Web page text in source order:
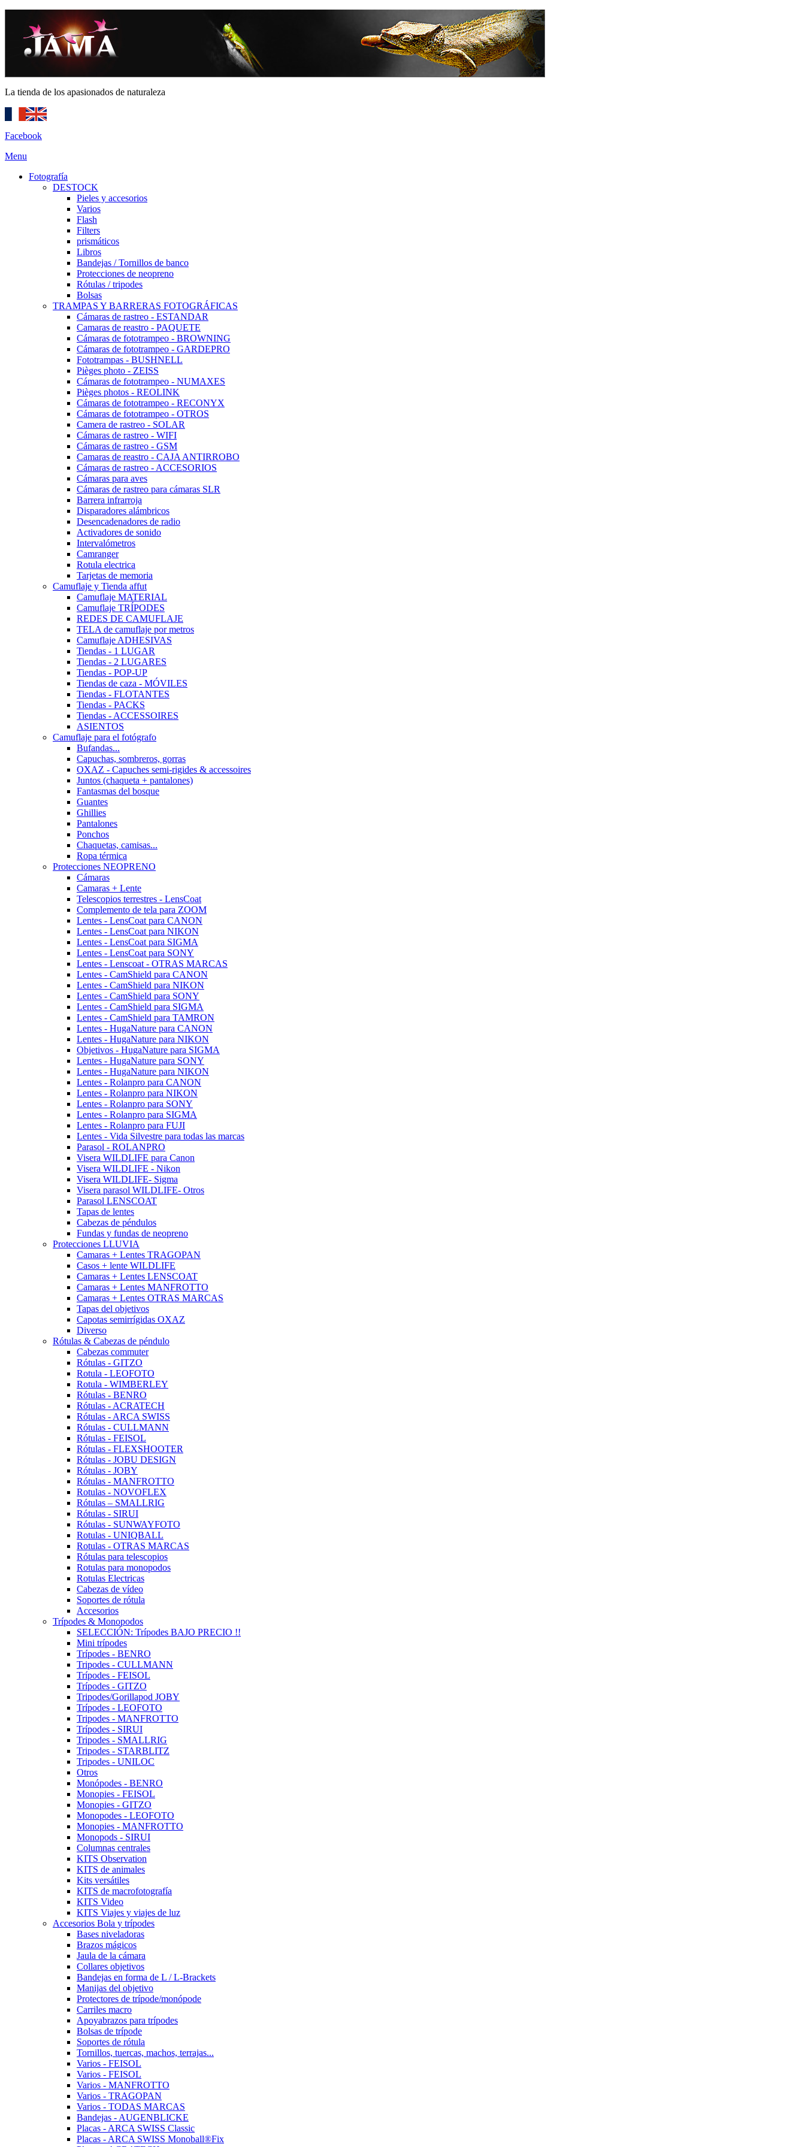
La tienda de los apasionados de naturaleza
Facebook
Menu
Fotografía
DESTOCK
Pieles y accesorios
Varios
Flash
Filters
prismáticos
Libros
Bandejas / Tornillos de banco
Protecciones de neopreno
Rótulas / tripodes
Bolsas
TRAMPAS Y BARRERAS FOTOGRÁFICAS
Cámaras de rastreo - ESTANDAR
Camaras de reastro - PAQUETE
Cámaras de fototrampeo - BROWNING
Cámaras de fototrampeo - GARDEPRO
Fototrampas - BUSHNELL
Pièges photo - ZEISS
Cámaras de fototrampeo - NUMAXES
Pièges photos - REOLINK
Cámaras de fototrampeo - RECONYX
Cámaras de fototrampeo - OTROS
Camera de rastreo - SOLAR
Cámaras de rastreo - WIFI
Cámaras de rastreo - GSM
Camaras de reastro - CAJA ANTIRROBO
Cámaras de rastreo - ACCESORIOS
Cámaras para aves
Cámaras de rastreo para cámaras SLR
Barrera infrarroja
Disparadores alámbricos
Desencadenadores de radio
Activadores de sonido
Intervalómetros
Camranger
Rotula electrica
Tarjetas de memoria
Camuflaje y Tienda affut
Camuflaje MATERIAL
Camuflaje TRÍPODES
REDES DE CAMUFLAJE
TELA de camuflaje por metros
Camuflaje ADHESIVAS
Tiendas - 1 LUGAR
Tiendas - 2 LUGARES
Tiendas - POP-UP
Tiendas de caza - MÓVILES
Tiendas - FLOTANTES
Tiendas - PACKS
Tiendas - ACCESSOIRES
ASIENTOS
Camuflaje para el fotógrafo
Bufandas...
Capuchas, sombreros, gorras
OXAZ - Capuches semi-rigides & accessoires
Juntos (chaqueta + pantalones)
Fantasmas del bosque
Guantes
Ghillies
Pantalones
Ponchos
Chaquetas, camisas...
Ropa térmica
Protecciones NEOPRENO
Cámaras
Camaras + Lente
Telescopios terrestres - LensCoat
Complemento de tela para ZOOM
Lentes - LensCoat para CANON
Lentes - LensCoat para NIKON
Lentes - LensCoat para SIGMA
Lentes - LensCoat para SONY
Lentes - Lenscoat - OTRAS MARCAS
Lentes - CamShield para CANON
Lentes - CamShield para NIKON
Lentes - CamShield para SONY
Lentes - CamShield para SIGMA
Lentes - CamShield para TAMRON
Lentes - HugaNature para CANON
Lentes - HugaNature para NIKON
Objetivos - HugaNature para SIGMA
Lentes - HugaNature para SONY
Lentes - HugaNature para NIKON
Lentes - Rolanpro para CANON
Lentes - Rolanpro para NIKON
Lentes - Rolanpro para SONY
Lentes - Rolanpro para SIGMA
Lentes - Rolanpro para FUJI
Lentes - Vida Silvestre para todas las marcas
Parasol - ROLANPRO
Visera WILDLIFE para Canon
Visera WILDLIFE - Nikon
Visera WILDLIFE- Sigma
Visera parasol WILDLIFE- Otros
Parasol LENSCOAT
Tapas de lentes
Cabezas de péndulos
Fundas y fundas de neopreno
Protecciones LLUVIA
Camaras + Lentes TRAGOPAN
Casos + lente WILDLIFE
Camaras + Lentes LENSCOAT
Camaras + Lentes MANFROTTO
Camaras + Lentes OTRAS MARCAS
Tapas del objetivos
Capotas semirrígidas OXAZ
Diverso
Rótulas & Cabezas de péndulo
Cabezas commuter
Rótulas - GITZO
Rotula - LEOFOTO
Rotula - WIMBERLEY
Rótulas - BENRO
Rótulas - ACRATECH
Rótulas - ARCA SWISS
Rótulas - CULLMANN
Rótulas - FEISOL
Rótulas - FLEXSHOOTER
Rótulas - JOBU DESIGN
Rótulas - JOBY
Rótulas - MANFROTTO
Rotulas - NOVOFLEX
Rótulas – SMALLRIG
Rótulas - SIRUI
Rótulas - SUNWAYFOTO
Rotulas - UNIQBALL
Rotulas - OTRAS MARCAS
Rótulas para telescopios
Rotulas para monopodos
Rotulas Electricas
Cabezas de vídeo
Soportes de rótula
Accesorios
Trípodes & Monopodos
SELECCIÓN: Trípodes BAJO PRECIO !!
Mini trípodes
Trípodes - BENRO
Tripodes - CULLMANN
Trípodes - FEISOL
Trípodes - GITZO
Tripodes/Gorillapod JOBY
Trípodes - LEOFOTO
Tripodes - MANFROTTO
Trípodes - SIRUI
Tripodes - SMALLRIG
Tripodes - STARBLITZ
Tripodes - UNILOC
Otros
Monópodes - BENRO
Monopies - FEISOL
Monopies - GITZO
Monopodes - LEOFOTO
Monopies - MANFROTTO
Monopods - SIRUI
Columnas centrales
KITS Observation
KITS de animales
Kits versátiles
KITS de macrofotografía
KITS Video
KITS Viajes y viajes de luz
Accesorios Bola y trípodes
Bases niveladoras
Brazos mágicos
Jaula de la cámara
Collares objetivos
Bandejas en forma de L / L-Brackets
Manijas del objetivo
Protectores de trípode/monópode
Carriles macro
Apoyabrazos para trípodes
Bolsas de trípode
Soportes de rótula
Tornillos, tuercas, machos, terrajas...
Varios - FEISOL
Varios - FEISOL
Varios - MANFROTTO
Varios - TRAGOPAN
Varios - TODAS MARCAS
Bandejas - AUGENBLICKE
Placas - ARCA SWISS Classic
Placas - ARCA SWISS Monoball®Fix